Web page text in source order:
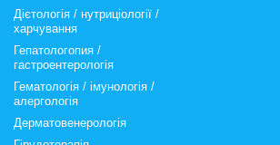
Дієтологія / нутриціології /
харчування
Гепатологопия /
гастроентерологія
Гематологія / імунологія /
алергологія
Дерматовенерологія